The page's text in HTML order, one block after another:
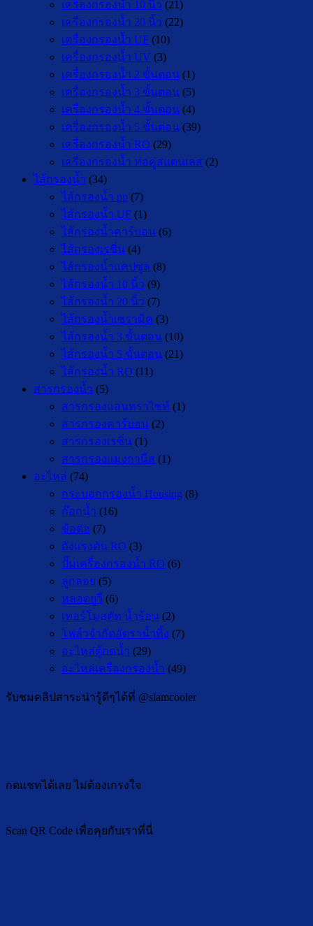
เครื่องกรองน้ำ 10 นิ้ว (21)
เครื่องกรองน้ำ 20 นิ้ว (22)
เครื่องกรองน้ำ UF (10)
เครื่องกรองน้ำ UV (3)
เครื่องกรองน้ำ 2 ขั้นตอน (1)
เครื่องกรองน้ำ 3 ขั้นตอน (5)
เครื่องกรองน้ำ 4 ขั้นตอน (4)
เครื่องกรองน้ำ 5 ขั้นตอน (39)
เครื่องกรองน้ำ RO (29)
เครื่องกรองน้ำ ท่อคู่สแตนเลส (2)
ไส้กรองน้ำ (34)
ไส้กรองน้ำ pp (7)
ไส้กรองน้ำ UF (1)
ไส้กรองน้ำคาร์บอน (6)
ไส้กรองเรซิ่น (4)
ไส้กรองน้ำแคปซูล (8)
ไส้กรองน้ำ 10 นิ้ว (9)
ไส้กรองน้ำ 20 นิ้ว (7)
ไส้กรองน้ำเซรามิค (3)
ไส้กรองน้ำ 3 ขั้นตอน (10)
ไส้กรองน้ำ 5 ขั้นตอน (21)
ไส้กรองน้ำ RO (11)
สารกรองน้ำ (5)
สารกรองแอนทราไซท์ (1)
สารกรองคาร์บอน (2)
สารกรองเรซิ่น (1)
สารกรองแมงกานีส (1)
อะไหล่ (74)
กระบอกกรองน้ำ Housing (8)
ก๊อกน้ำ (16)
ข้อต่อ (7)
ถังแรงดัน RO (3)
ปั๊มเครื่องกรองน้ำ RO (6)
ลูกลอย (5)
หลอดยูวี (6)
เทอร์โมสตัท น้ำร้อน (2)
โฟล์วจำกัดอัตราน้ำทิ้ง (7)
อะไหล่ตู้กดน้ำ (29)
อะไหล่เครื่องกรองน้ำ (49)
รับชมคลิปสาระน่ารู้ดีๆได้ที่ @siamcooler
กดแชทได้เลย ไม่ต้องเกรงใจ
Scan QR Code เพื่อคุยกับเราที่นี่